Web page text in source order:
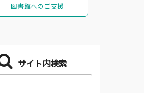
図書館へのご支援
サイト内検索